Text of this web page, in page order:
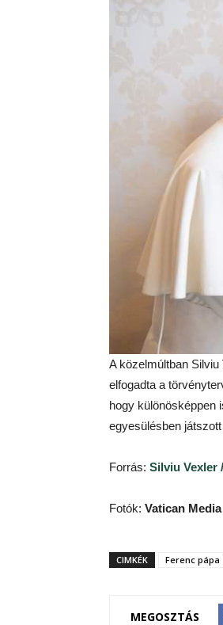
A közelmúltban
elfogadta a
hogy különösképpen
egyesülésben
Forrás: Silviu Vexler
Fotók: Vatican Media
CIMKÉK Ferenc pápa
MEGOSZTÁS